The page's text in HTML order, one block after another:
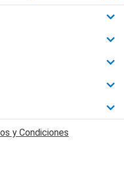
y Condiciones